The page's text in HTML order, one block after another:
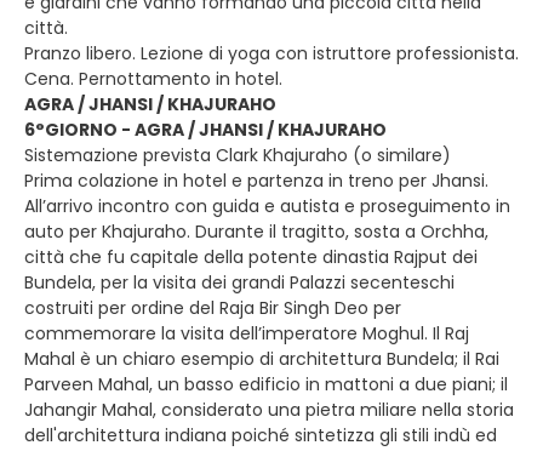
città.
Pranzo libero. Lezione di yoga con istruttore professionista.
Cena. Pernottamento in hotel.
AGRA / JHANSI / KHAJURAHO
6°GIORNO - AGRA / JHANSI / KHAJURAHO
Sistemazione prevista Clark Khajuraho (o similare)
Prima colazione in hotel e partenza in treno per Jhansi.
All’arrivo incontro con guida e autista e proseguimento in
auto per Khajuraho. Durante il tragitto, sosta a Orchha,
città che fu capitale della potente dinastia Rajput dei
Bundela, per la visita dei grandi Palazzi secenteschi
costruiti per ordine del Raja Bir Singh Deo per
commemorare la visita dell’imperatore Moghul. Il Raj
Mahal è un chiaro esempio di architettura Bundela; il Rai
Parveen Mahal, un basso edificio in mattoni a due piani; il
Jahangir Mahal, considerato una pietra miliare nella storia
dell'architettura indiana poiché sintetizza gli stili indù ed